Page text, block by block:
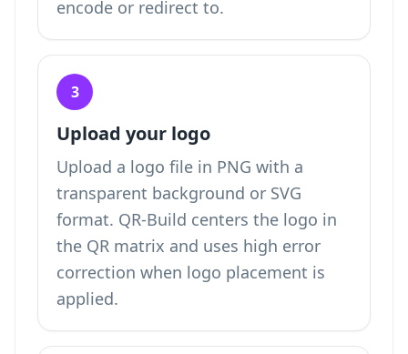
encode or redirect to.
3
Upload your logo
Upload a logo file in PNG with a
transparent background or SVG
format. QR-Build centers the logo in
the QR matrix and uses high error
correction when logo placement is
applied.